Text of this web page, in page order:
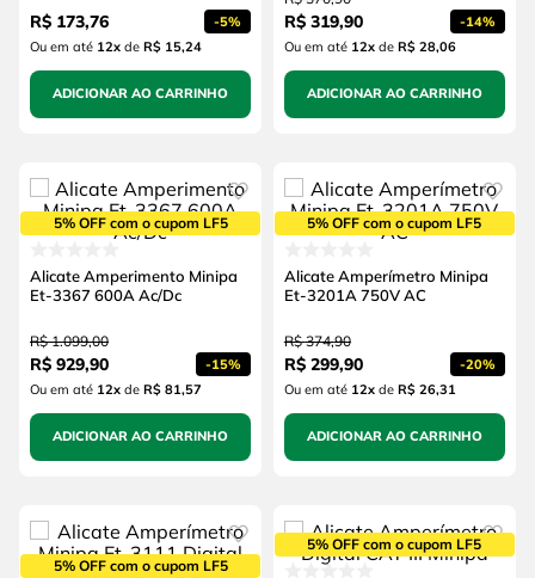
R$ 173,76 -5%
Ou em até 12xde R$ 15,24
ADICIONAR AO CARRINHO
R$ 319,90 -14%
Ou em até 12xde R$ 28,06
ADICIONAR AO CARRINHO
5% OFF com o cupom LF5
Alicate Amperimento Minipa
Et-3367 600A Ac/Dc
R$ 1.099,00
R$ 929,90 -15%
Ou em até 12xde R$ 81,57
ADICIONAR AO CARRINHO
5% OFF com o cupom LF5
Alicate Amperímetro Minipa
Et-3201A 750V AC
R$ 374,90
R$ 299,90 -20%
Ou em até 12xde R$ 26,31
ADICIONAR AO CARRINHO
5% OFF com o cupom LF5
5% OFF com o cupom LF5